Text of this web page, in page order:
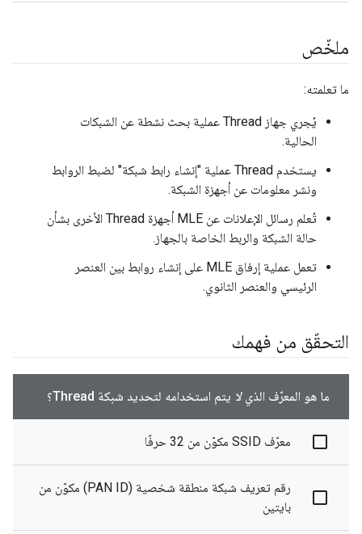
ملخّص
ما تعلمته:
يُجري جهاز Thread عملية بحث نشطة عن الشبكات
الحالية.
يستخدم Thread عملية "إنشاء رابط شبكة" لضبط الروابط
ونشر معلومات عن أجهزة الشبكة.
تُعلم رسائل الإعلانات عن MLE أجهزة Thread الأخرى بشأن
حالة الشبكة والربط الخاصة بالجهاز.
تعمل عملية إرفاق MLE على إنشاء روابط بين العنصر
الرئيسي والعنصر الثانوي.
التحقّق من فهمك
ما هو المعرّف الذيلا يتم استخدامه لتحديد شبكة Thread؟
معرّف SSID مكوّن من 32 حرفًا
رقم تعريف شبكة منطقة شخصية (PAN ID) مكوّن من
بايتين